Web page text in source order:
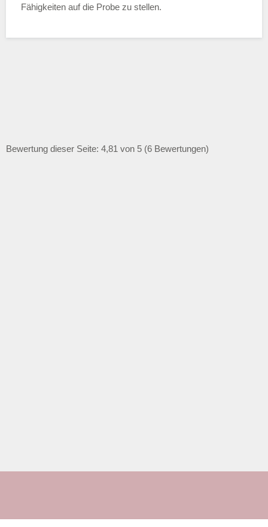
Fähigkeiten auf die Probe zu stellen.
Bewertung dieser Seite: 4,81 von 5 (6 Bewertungen)